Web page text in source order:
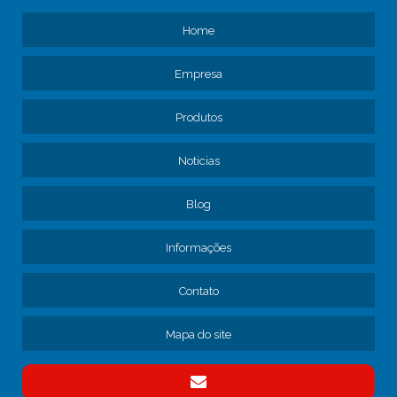
AJUSTE DE FREIO DE CAMINHÃO
ASSISTÊNCIA TÉCNICA PARA FROTA DE CAMINHÕES
AVALIAÇÃO DE MANUTENÇÃO DE FROTA DE CAMINHÕES
CONSERTO DE FREIOS DE CAMINHÃO
CONTRATAR MANUTENÇÃO DE FROTA
CONTRATO DE MANUTENÇÃO DE CAMINHÕES
CONTRATO DE MANUTENÇÃO DE FROTA
CONTRATO MANUTENÇÃO CAMINHÕES EMPRESA
EMPRESA DE MANUTENÇÃO DE FREIO DE CAMINHÃO
EMPRESA DE MANUTENÇÃO DE FROTA
EMPRESA DE MANUTENÇÃO DE FROTA SP
Home
Empresa
Produtos
Noticias
Blog
Informações
Contato
Mapa do site